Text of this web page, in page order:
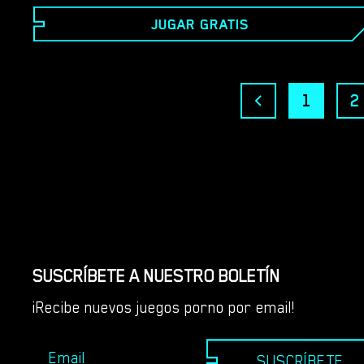
pueden vivir juntos. El jugador guiará a Kate a través
de su viaje de descubrimiento de su lado secreto y
sucio. Tomarás decisiones en su vida mientras ella se
JUGAR GRATIS
1 2
SUSCRÍBETE A NUESTRO BOLETÍN
¡Recibe nuevos juegos porno por email!
SUSCRÍBETE